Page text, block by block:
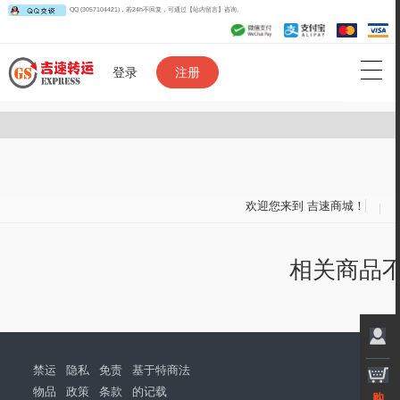
QQ (3057104421)，若24h不回复，可通过【站内留言】咨询。
登录 注册
欢迎您来到 吉速商城 ！
相关商品
禁运
物品
隐私
政策
免责
条款
基于特商法
的记载